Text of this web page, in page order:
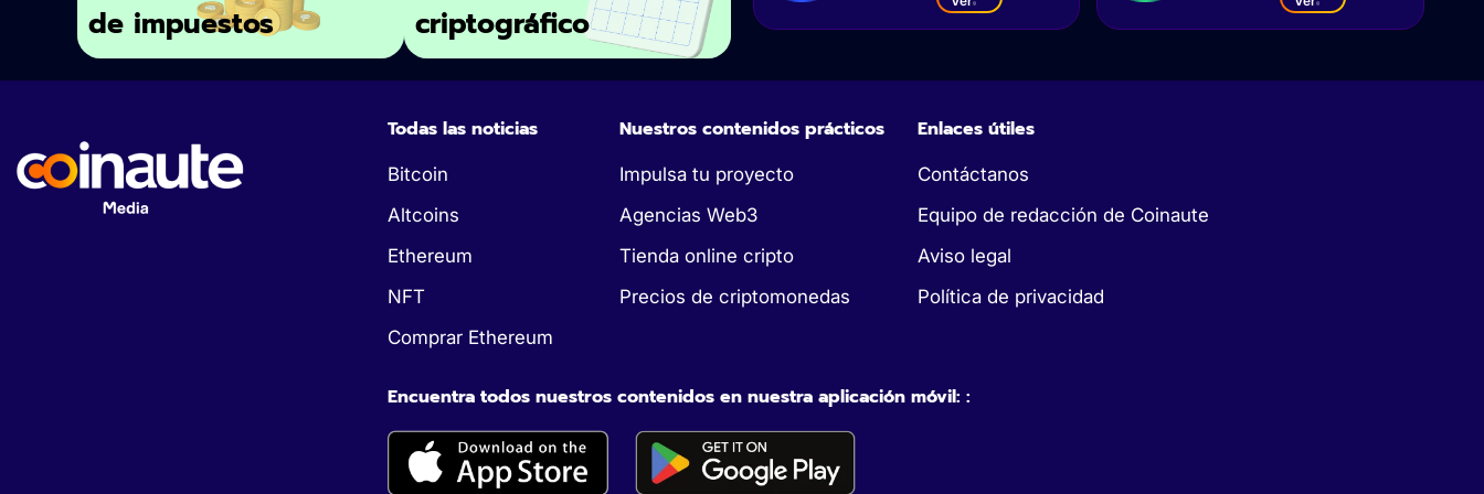
de impuestos
criptográfico
Todas las noticias
Bitcoin
Altcoins
Ethereum
NFT
Comprar Ethereum
Nuestros contenidos prácticos
Impulsa tu proyecto
Agencias Web3
Tienda online cripto
Precios de criptomonedas
Enlaces útiles
Contáctanos
Equipo de redacción de Coinaute
Aviso legal
Política de privacidad
Encuentra todos nuestros contenidos en nuestra aplicación móvil: :